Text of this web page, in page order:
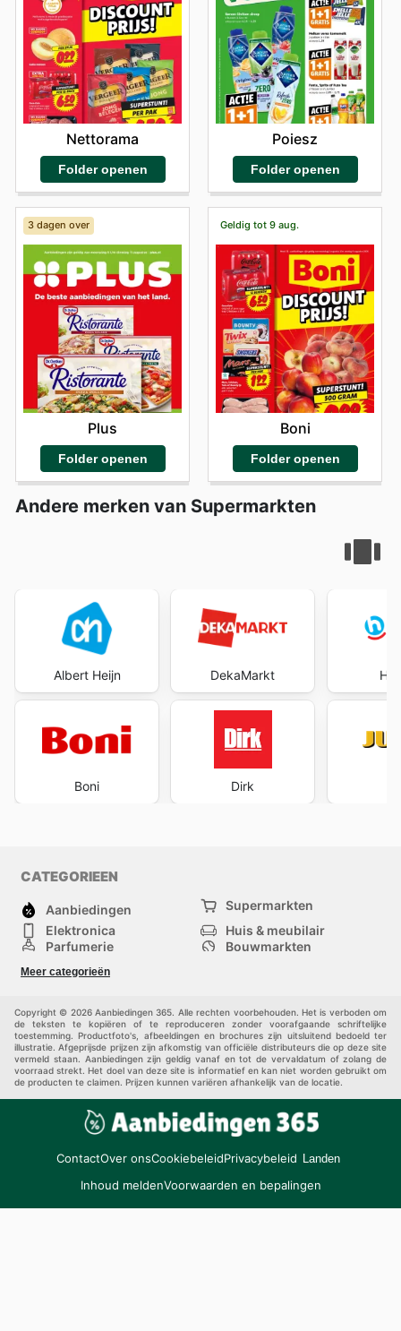
Nettorama
Folder openen
Poiesz
Folder openen
3 dagen over
Plus
Folder openen
Geldig tot 9 aug.
Boni
Folder openen
Andere merken van Supermarkten
Albert Heijn
Boni
DekaMarkt
Dirk
CATEGORIEEN
Aanbiedingen
Supermarkten
Elektronica
Huis & meubilair
Parfumerie
Bouwmarkten
Kinderen
Meer categorieën
Copyright © 2026 Aanbiedingen 365. Alle rechten voorbehouden. Het is verboden om
de teksten te kopiëren of te reproduceren zonder voorafgaande schriftelijke
toestemming. Productfoto's, afbeeldingen en brochures zijn uitsluitend bedoeld ter
illustratie. Afgeprijsde prijzen zijn afkomstig van officiële distributeurs die op deze site
vermeld staan. Aanbiedingen zijn geldig vanaf en tot de vervaldatum of zolang de
voorraad strekt. Het doel van deze site is informatief en kan niet worden gebruikt om
de producten te claimen. Prijzen kunnen variëren afhankelijk van de locatie.
ContactOver onsCookiebeleidPrivacybeleid Landen
Inhoud meldenVoorwaarden en bepalingen